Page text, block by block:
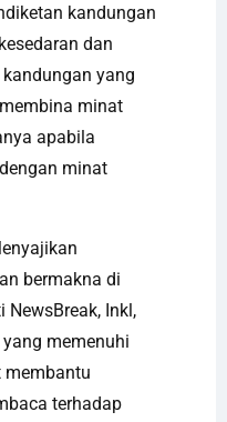
kandungan
dan
yang
minat
apabila
minat
bermakna di
NewsBreak, Inkl,
memenuhi
membantu
terhadap